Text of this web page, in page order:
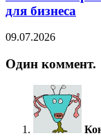
для бизнеса
09.07.2026
Один коммент.